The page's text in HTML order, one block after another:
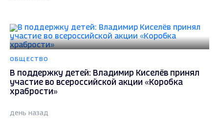
ОБЩЕСТВО
В поддержку детей: Владимир Киселёв принял
участие во всероссийской акции «Коробка
храбрости»
день назад